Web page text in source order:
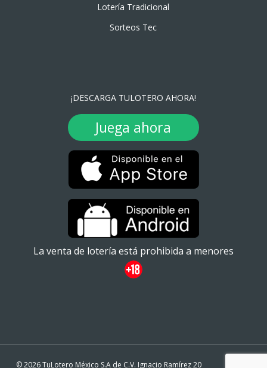
Lotería Tradicional
Sorteos Tec
¡DESCARGA TULOTERO AHORA!
Juega ahora
La venta de lotería está prohibida a menores
© 2026 TuLotero México S.A de C.V. Ignacio Ramírez 20